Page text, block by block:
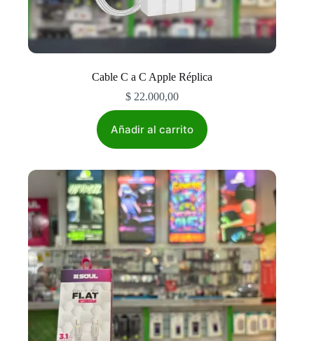
Cable C a C Apple Réplica
$ 22.000,00
Añadir al carrito